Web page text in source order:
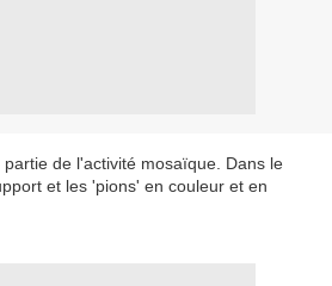
de l'activité mosaïque. Dans le
et les 'pions' en couleur et en